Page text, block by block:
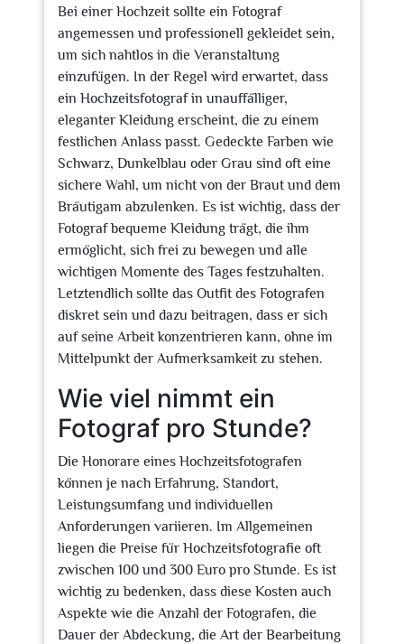
Bei einer Hochzeit sollte ein Fotograf
angemessen und professionell gekleidet sein,
um sich nahtlos in die Veranstaltung
einzufügen. In der Regel wird erwartet, dass
ein Hochzeitsfotograf in unauffälliger,
eleganter Kleidung erscheint, die zu einem
festlichen Anlass passt. Gedeckte Farben wie
Schwarz, Dunkelblau oder Grau sind oft eine
sichere Wahl, um nicht von der Braut und dem
Bräutigam abzulenken. Es ist wichtig, dass der
Fotograf bequeme Kleidung trägt, die ihm
ermöglicht, sich frei zu bewegen und alle
wichtigen Momente des Tages festzuhalten.
Letztendlich sollte das Outfit des Fotografen
diskret sein und dazu beitragen, dass er sich
auf seine Arbeit konzentrieren kann, ohne im
Mittelpunkt der Aufmerksamkeit zu stehen.
Wie viel nimmt ein
Fotograf pro Stunde?
Die Honorare eines Hochzeitsfotografen
können je nach Erfahrung, Standort,
Leistungsumfang und individuellen
Anforderungen variieren. Im Allgemeinen
liegen die Preise für Hochzeitsfotografie oft
zwischen 100 und 300 Euro pro Stunde. Es ist
wichtig zu bedenken, dass diese Kosten auch
Aspekte wie die Anzahl der Fotografen, die
Dauer der Abdeckung, die Art der Bearbeitung